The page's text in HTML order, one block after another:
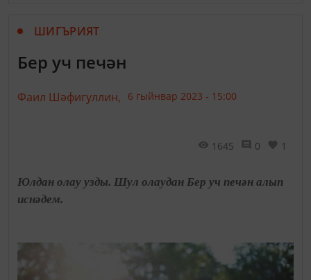
ШИГЪРИЯТ
Бер уч печән
Фаил Шәфигуллин, 6 гыйнвар 2023 - 15:00
1645 0 1
Юлдан олау узды. Шул олаудан Бер уч печән алып
иснәдем.